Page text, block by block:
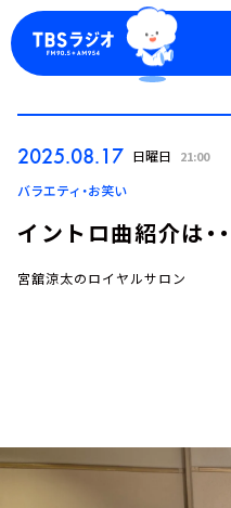
ログイン
トピックス
TBS Podcast
2025.08.17 日曜日 21:00
バラエティ・お笑い
イントロ曲紹介は・
宮舘涼太のロイヤルサロン